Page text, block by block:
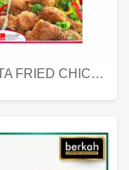
FIESTA FRIED CHICKEN 500 GR